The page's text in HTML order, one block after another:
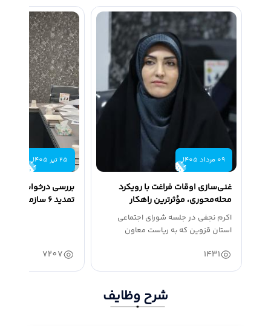
09 مرداد 1405
غنی‌سازی اوقات فراغت با رویکرد
محله‌محوری، مؤثرترین راهکار
پیشگیری از...
اکرم نجفی در جلسه شورای اجتماعی
استان قزوین که به ریاست معاون
1431
25 تیر 1405
بررسی
تمدید ۶ سازمان
7207
شرح وظایف